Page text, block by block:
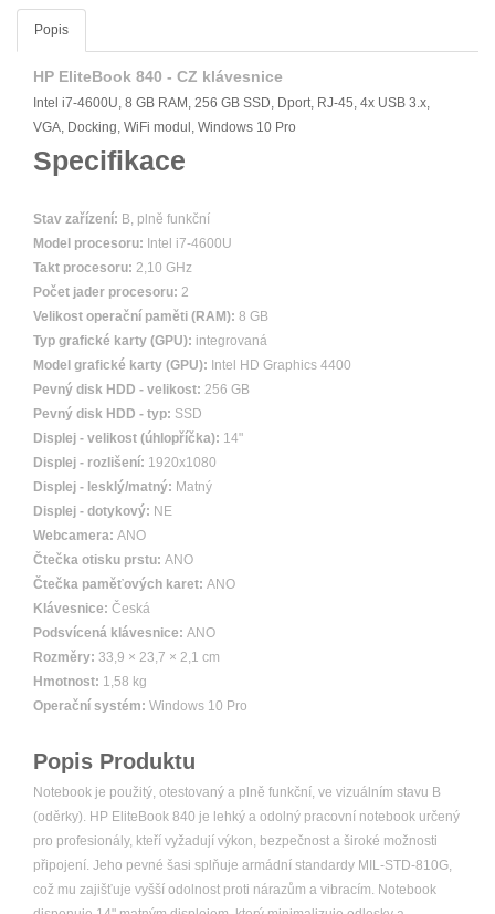
Popis
HP EliteBook 840 - CZ klávesnice
Intel i7-4600U, 8 GB RAM, 256 GB SSD, Dport, RJ-45, 4x USB 3.x,
VGA, Docking, WiFi modul, Windows 10 Pro
Specifikace
Stav zařízení: B, plně funkční
Model procesoru: Intel i7-4600U
Takt procesoru: 2,10 GHz
Počet jader procesoru: 2
Velikost operační paměti (RAM): 8 GB
Typ grafické karty (GPU): integrovaná
Model grafické karty (GPU): Intel HD Graphics 4400
Pevný disk HDD - velikost: 256 GB
Pevný disk HDD - typ: SSD
Displej - velikost (úhlopříčka): 14"
Displej - rozlišení: 1920x1080
Displej - lesklý/matný: Matný
Displej - dotykový: NE
Webcamera: ANO
Čtečka otisku prstu: ANO
Čtečka paměťových karet: ANO
Klávesnice: Česká
Podsvícená klávesnice: ANO
Rozměry: 33,9 × 23,7 × 2,1 cm
Hmotnost: 1,58 kg
Operační systém: Windows 10 Pro
Popis Produktu
Notebook je použitý, otestovaný a plně funkční, ve vizuálním stavu B
(oděrky). HP EliteBook 840 je lehký a odolný pracovní notebook určený
pro profesionály, kteří vyžadují výkon, bezpečnost a široké možnosti
připojení. Jeho pevné šasi splňuje armádní standardy MIL-STD-810G,
což mu zajišťuje vyšší odolnost proti nárazům a vibracím. Notebook